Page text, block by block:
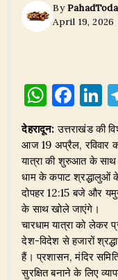
By
April 19, 2026
W
at
s
A
p
p
F
a
c
e
b
o
o
k
n
k
e
n
देहरादून:उत्तराखंड की
आज 19 अप्रैल, रविवार
यात्रा की शुरुआत के
धाम के कपाट श्रद्धालुओं
दोपहर 12:15 बजे और
के साथ खोले जाएंगे।
चारधाम यात्रा को लेकर
देश-विदेश से हजारों
हैं। प्रशासन, मंदिर
सुरक्षित बनाने के लिए